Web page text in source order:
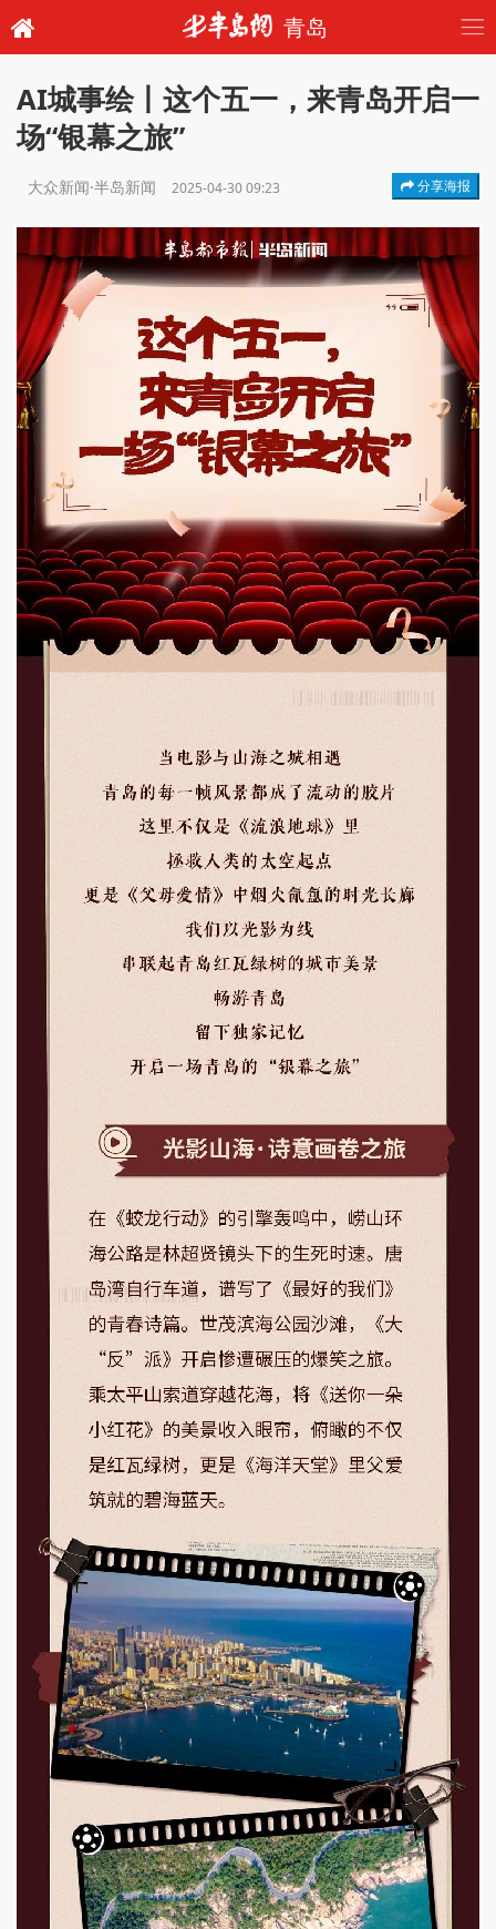
青岛
AI城事绘丨这个五一，来青岛开启一
场“银幕之旅”
大众新闻·半岛新闻 2025-04-30 09:23 分享海报